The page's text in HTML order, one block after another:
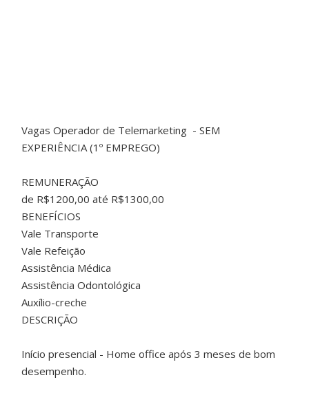
Vagas Operador de Telemarketing - SEM
EXPERIÊNCIA (1º EMPREGO)
REMUNERAÇÃO
de R$1200,00 até R$1300,00
BENEFÍCIOS
Vale Transporte
Vale Refeição
Assistência Médica
Assistência Odontológica
Auxílio-creche
DESCRIÇÃO
Início presencial - Home office após 3 meses de bom
desempenho.